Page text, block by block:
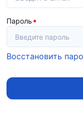
Пароль
Восстановить